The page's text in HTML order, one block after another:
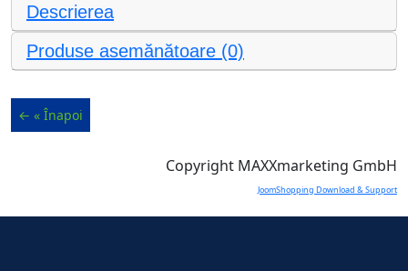
Descrierea
Produse asemănătoare (0)
Copyright MAXXmarketing GmbH
JoomShopping Download & Support